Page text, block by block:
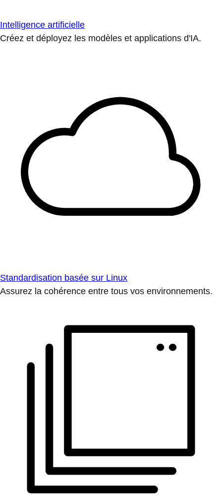
Intelligence artificielle
Créez et déployez les modèles et applications d'IA.
Standardisation basée sur Linux
Assurez la cohérence entre tous vos environnements.